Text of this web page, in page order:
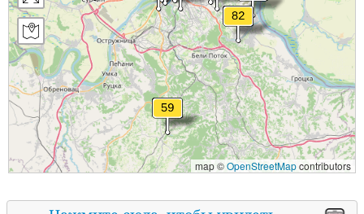
map ©OpenStreetMapcontributors